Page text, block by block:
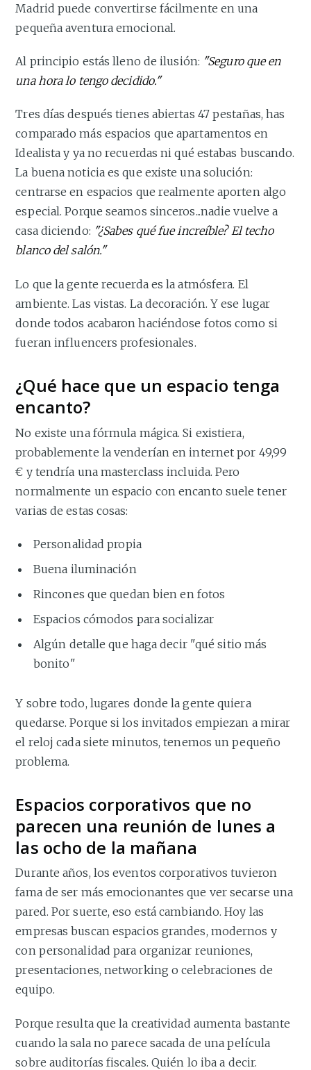
Madrid puede convertirse fácilmente en una
pequeña aventura emocional.
Al principio estás lleno de ilusión: "Seguro que en
una hora lo tengo decidido."
Tres días después tienes abiertas 47 pestañas, has
comparado más espacios que apartamentos en
Idealista y ya no recuerdas ni qué estabas buscando.
La buena noticia es que existe una solución:
centrarse en espacios que realmente aporten algo
especial. Porque seamos sinceros...nadie vuelve a
casa diciendo: "¿Sabes qué fue increíble? El techo
blanco del salón."
Lo que la gente recuerda es la atmósfera. El
ambiente. Las vistas. La decoración. Y ese lugar
donde todos acabaron haciéndose fotos como si
fueran influencers profesionales.
¿Qué hace que un espacio tenga
encanto?
No existe una fórmula mágica. Si existiera,
probablemente la venderían en internet por 49,99
€ y tendría una masterclass incluida. Pero
normalmente un espacio con encanto suele tener
varias de estas cosas:
Personalidad propia
Buena iluminación
Rincones que quedan bien en fotos
Espacios cómodos para socializar
Algún detalle que haga decir "qué sitio más
bonito"
Y sobre todo, lugares donde la gente quiera
quedarse. Porque si los invitados empiezan a mirar
el reloj cada siete minutos, tenemos un pequeño
problema.
Espacios corporativos que no
parecen una reunión de lunes a
las ocho de la mañana
Durante años, los eventos corporativos tuvieron
fama de ser más emocionantes que ver secarse una
pared. Por suerte, eso está cambiando. Hoy las
empresas buscan espacios grandes, modernos y
con personalidad para organizar reuniones,
presentaciones, networking o celebraciones de
equipo.
Porque resulta que la creatividad aumenta bastante
cuando la sala no parece sacada de una película
sobre auditorías fiscales. Quién lo iba a decir.